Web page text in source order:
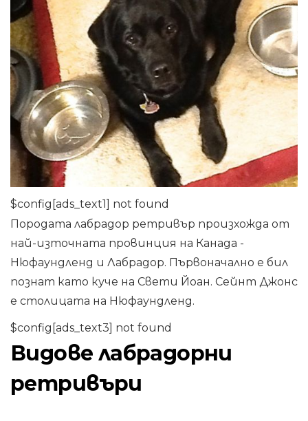
$config[ads_text1] not found
Породата лабрадор ретривър произхожда от
най-източната провинция на Канада -
Нюфаундленд и Лабрадор. Първоначално е бил
познат като куче на Свети Йоан. Сейнт Джонс
е столицата на Нюфаундленд.
$config[ads_text3] not found
Видове лабрадорни
ретривъри